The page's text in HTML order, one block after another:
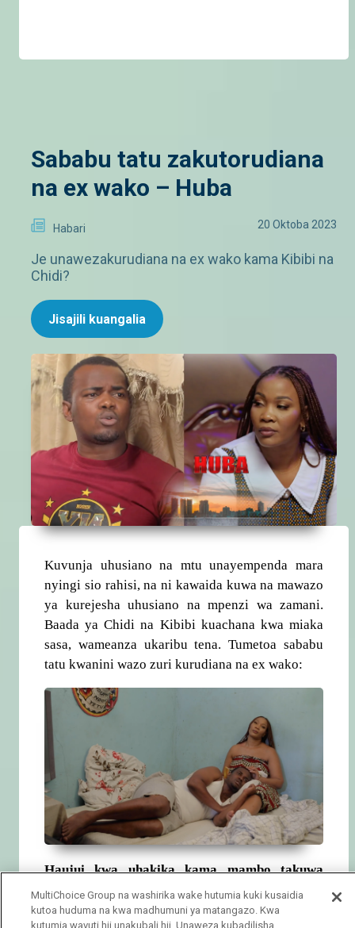
Sababu tatu zakutorudiana
na ex wako – Huba
Habari 20 Oktoba 2023
Je unawezakurudiana na ex wako kama Kibibi na
Chidi?
Jisajili kuangalia
Kuvunja uhusiano na mtu unayempenda mara
nyingi sio rahisi, na ni kawaida kuwa na mawazo
ya kurejesha uhusiano na mpenzi wa zamani.
Baada ya Chidi na Kibibi kuachana kwa miaka
sasa, wameanza ukaribu tena. Tumetoa sababu
tatu kwanini wazo zuri kurudiana na ex wako:
Haujui kwa uhakika kama mambo takuwa
tofauti mkirudiana:
Kuna sababu kubwa Chidi na Kibibi waliachana,
MultiChoice Group na washirika wake hutumia kuki kusaidia
kutoa huduma na kwa madhumuni ya matangazo. Kwa
kutumia wavuti hii unakubali hii. Unaweza kubadilisha